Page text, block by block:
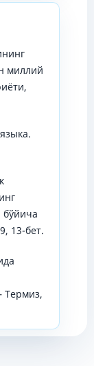
миллий
бўйича
13-бет.
Термиз,